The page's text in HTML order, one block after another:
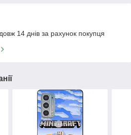
14 днів за рахунок покупця